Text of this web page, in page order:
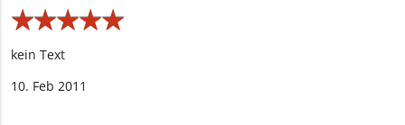
★★★★★
★★★★★
kein Text
10. Feb 2011